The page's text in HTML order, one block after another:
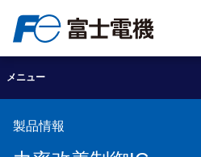
メニュー
製品情報